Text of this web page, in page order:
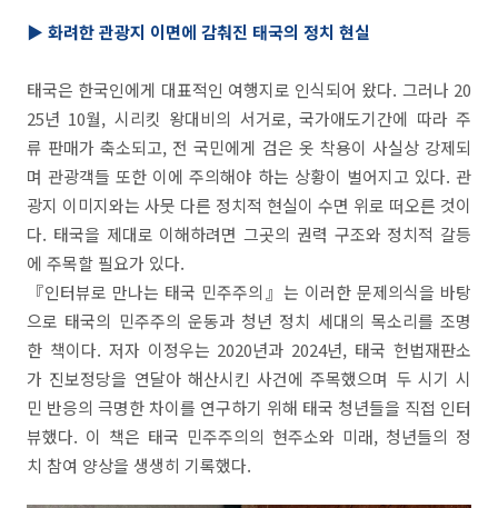
▶ 화려한 관광지 이면에 감춰진 태국의 정치 현실
태국은 한국인에게 대표적인 여행지로 인식되어 왔다. 그러나 20
25년 10월, 시리킷 왕대비의 서거로, 국가애도기간에 따라 주
류 판매가 축소되고, 전 국민에게 검은 옷 착용이 사실상 강제되
며 관광객들 또한 이에 주의해야 하는 상황이 벌어지고 있다. 관
광지 이미지와는 사뭇 다른 정치적 현실이 수면 위로 떠오른 것이
다. 태국을 제대로 이해하려면 그곳의 권력 구조와 정치적 갈등
에 주목할 필요가 있다.
『인터뷰로 만나는 태국 민주주의』는 이러한 문제의식을 바탕
으로 태국의 민주주의 운동과 청년 정치 세대의 목소리를 조명
한 책이다. 저자 이정우는 2020년과 2024년, 태국 헌법재판소
가 진보정당을 연달아 해산시킨 사건에 주목했으며 두 시기 시
민 반응의 극명한 차이를 연구하기 위해 태국 청년들을 직접 인터
뷰했다. 이 책은 태국 민주주의의 현주소와 미래, 청년들의 정
치 참여 양상을 생생히 기록했다.